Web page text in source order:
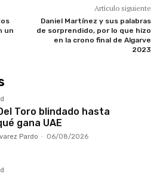
un
Artículo siguiente
Daniel Martínez y sus palabras
de sorprendido, por lo que hizo
en la crono final de Algarve
2023
Toro blindado hasta
gana UAE
Pardo - 06/08/2026